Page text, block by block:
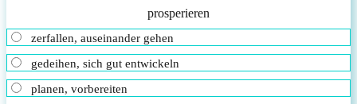
pro­s­pe­rie­ren
zerfallen, auseinander gehen
gedeihen, sich gut entwickeln
planen, vorbereiten